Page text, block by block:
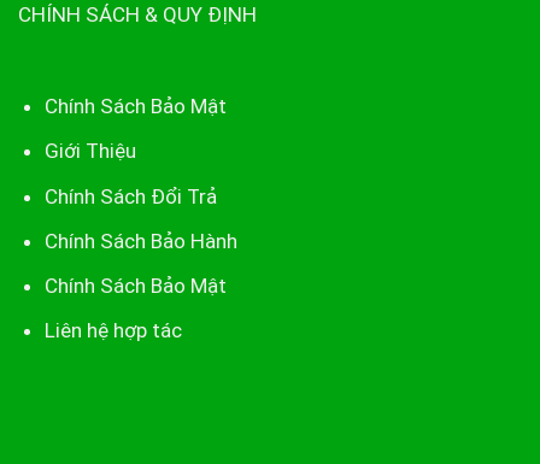
CHÍNH SÁCH & QUY ĐỊNH
Chính Sách Bảo Mật
Giới Thiệu
Chính Sách Đổi Trả
Chính Sách Bảo Hành
Chính Sách Bảo Mật
Liên hệ hợp tác